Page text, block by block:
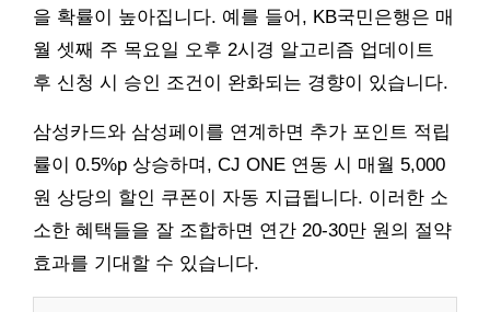
을 확률이 높아집니다. 예를 들어, KB국민은행은 매
월 셋째 주 목요일 오후 2시경 알고리즘 업데이트
후 신청 시 승인 조건이 완화되는 경향이 있습니다.
삼성카드와 삼성페이를 연계하면 추가 포인트 적립
률이 0.5%p 상승하며, CJ ONE 연동 시 매월 5,000
원 상당의 할인 쿠폰이 자동 지급됩니다. 이러한 소
소한 혜택들을 잘 조합하면 연간 20-30만 원의 절약
효과를 기대할 수 있습니다.